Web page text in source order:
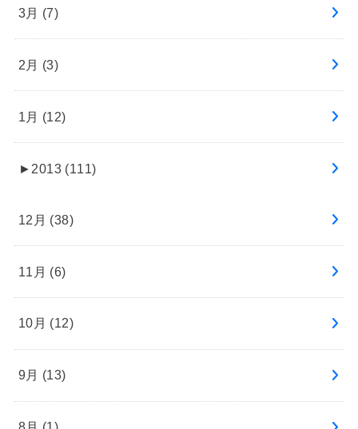
3月 (7)
2月 (3)
1月 (12)
► 2013 (111)
12月 (38)
11月 (6)
10月 (12)
9月 (13)